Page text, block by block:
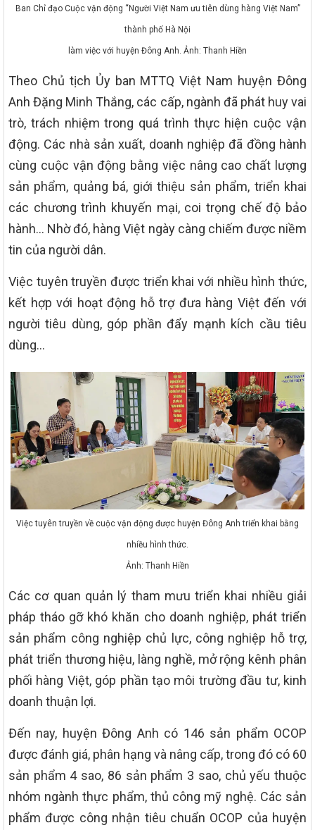
Ban Chỉ đạo Cuộc vận động “Người Việt Nam ưu tiên dùng hàng Việt Nam”
thành phố Hà Nội
làm việc với huyện Đông Anh. Ảnh: Thanh Hiền
Theo Chủ tịch Ủy ban MTTQ Việt Nam huyện Đông
Anh Đặng Minh Thắng, các cấp, ngành đã phát huy vai
trò, trách nhiệm trong quá trình thực hiện cuộc vận
động. Các nhà sản xuất, doanh nghiệp đã đồng hành
cùng cuộc vận động bằng việc nâng cao chất lượng
sản phẩm, quảng bá, giới thiệu sản phẩm, triển khai
các chương trình khuyến mại, coi trọng chế độ bảo
hành… Nhờ đó, hàng Việt ngày càng chiếm được niềm
tin của người dân.
Việc tuyên truyền được triển khai với nhiều hình thức,
kết hợp với hoạt động hỗ trợ đưa hàng Việt đến với
người tiêu dùng, góp phần đẩy mạnh kích cầu tiêu
dùng…
Việc tuyên truyền về cuộc vận động được huyện Đông Anh triển khai bằng
nhiều hình thức.
Ảnh: Thanh Hiền
Các cơ quan quản lý tham mưu triển khai nhiều giải
pháp tháo gỡ khó khăn cho doanh nghiệp, phát triển
sản phẩm công nghiệp chủ lực, công nghiệp hỗ trợ,
phát triển thương hiệu, làng nghề, mở rộng kênh phân
phối hàng Việt, góp phần tạo môi trường đầu tư, kinh
doanh thuận lợi.
Đến nay, huyện Đông Anh có 146 sản phẩm OCOP
được đánh giá, phân hạng và nâng cấp, trong đó có 60
sản phẩm 4 sao, 86 sản phẩm 3 sao, chủ yếu thuộc
nhóm ngành thực phẩm, thủ công mỹ nghệ. Các sản
phẩm được công nhận tiêu chuẩn OCOP của huyện